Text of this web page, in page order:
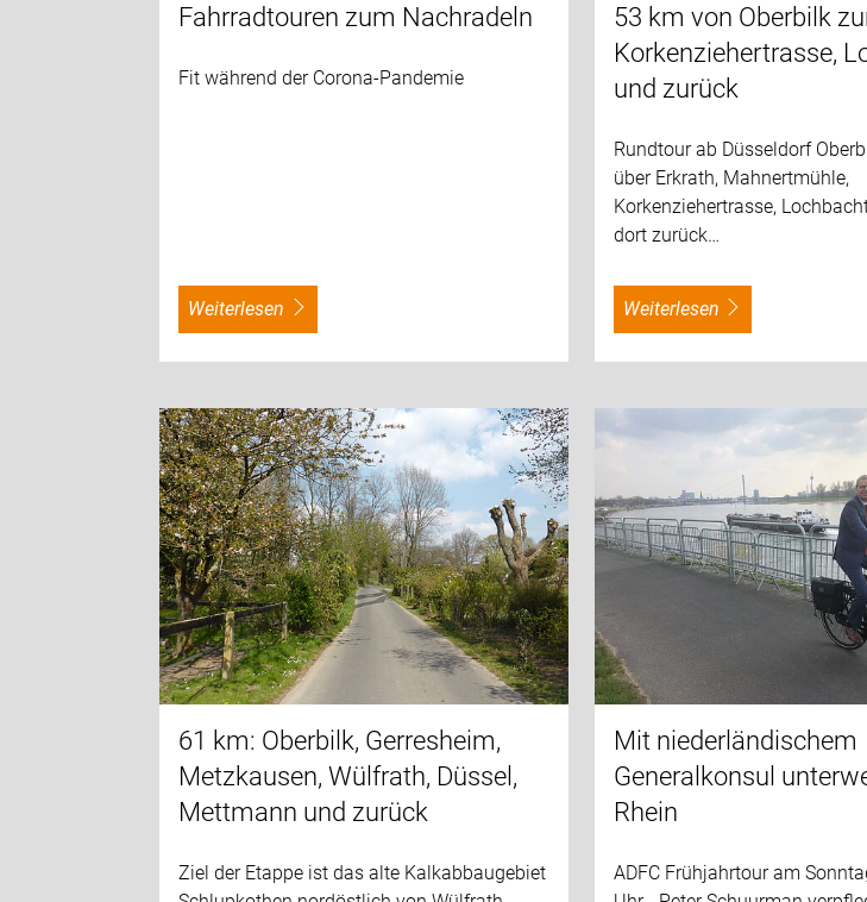
Fahrradtouren zum Nachradeln
Fit während der Corona-Pandemie
weiterlesen
53 km von Oberbilk
Korkenziehertrasse,
und zurück
Rundtour ab Düsseldorf
über Erkrath, Mahnertmühle,
Korkenziehertrasse,
dort zurück…
weiterlesen
61 km: Oberbilk, Gerresheim,
Metzkausen, Wülfrath, Düssel,
Mettmann und zurück
Ziel der Etappe ist das alte Kalkabbaugebiet
Mit niederländischem
Generalkonsul
Rhein
ADFC Frühjahrtour am